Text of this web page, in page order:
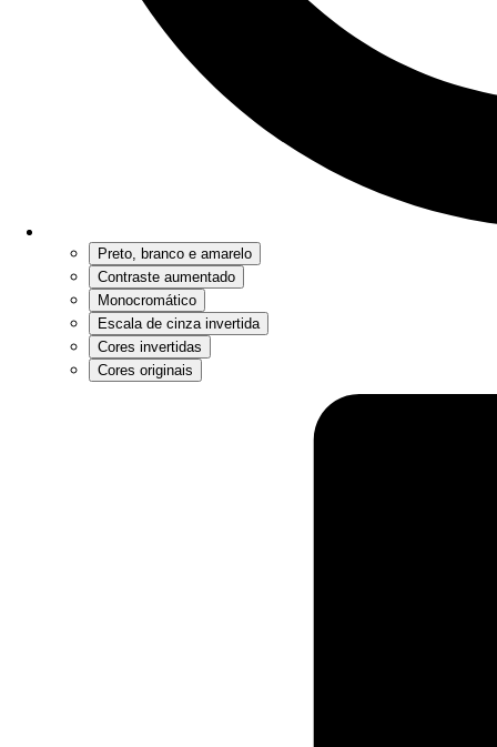
Preto, branco e amarelo
Contraste aumentado
Monocromático
Escala de cinza invertida
Cores invertidas
Cores originais